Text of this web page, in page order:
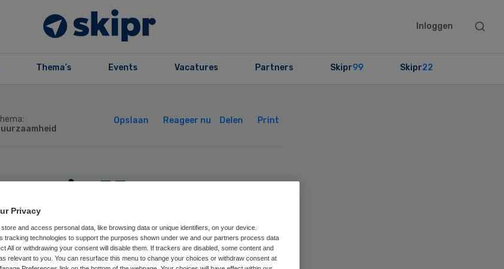
Inloggen
Search
Thema’s Events Vacatures Partners Skipr99 Skipr22
Opslaan Reageer nu Delen Print
’s Heeren
finale ‘MVO’er
Jaar’
Privacy
and access personal data, like browsing data or unique identifiers, on your device.
tracking technologies to support the purposes shown under we and our partners process data
All or withdrawing your consent will disable them. If trackers are disabled, some content and
relevant to you. You can resurface this menu to change your choices or withdraw consent at